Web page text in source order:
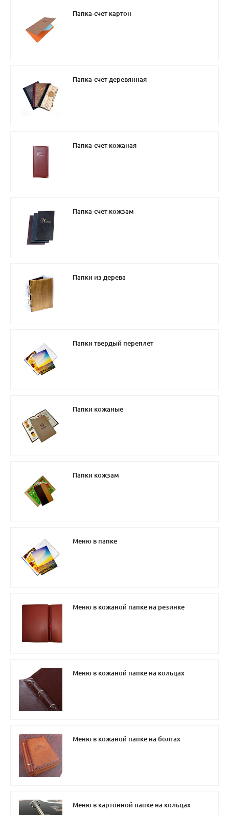
Папка-счет картон
Папка-счет деревянная
Папка-счет кожаная
Папка-счет кожзам
Папки из дерева
Папки твердый переплет
Папки кожаные
Папки кожзам
Меню в папке
Меню в кожаной папке на резинке
Меню в кожаной папке на кольцах
Меню в кожаной папке на болтах
Меню в картонной папке на кольцах